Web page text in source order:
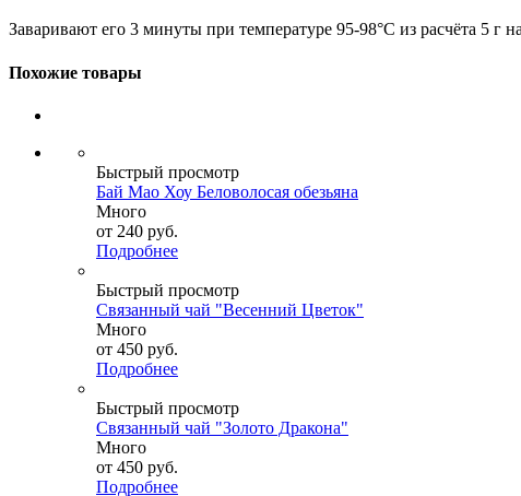
Заваривают его 3 минуты при температуре 95-98°C из расчёта 5
Похожие товары
Быстрый просмотр
Бай Мао Хоу Беловолосая обезьяна
Много
от 240 руб.
Подробнее
Быстрый просмотр
Связанный чай "Весенний Цветок"
Много
от 450 руб.
Подробнее
Быстрый просмотр
Связанный чай "Золото Дракона"
Много
от 450 руб.
Подробнее